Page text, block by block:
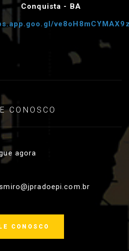
Conquista - BA
CONOSCO
agora
CONOSCO